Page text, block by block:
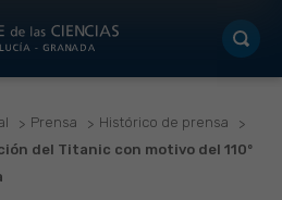
Prensa
Histórico de prensa
del Titanic con motivo del 110º